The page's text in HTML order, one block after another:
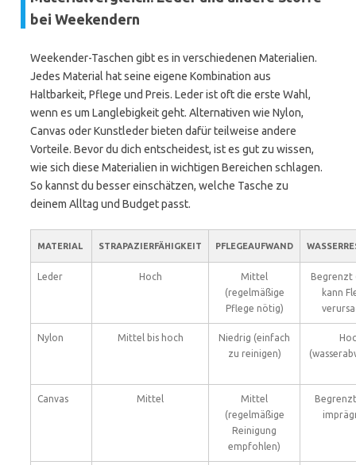
bei Weekendern
Weekender-Taschen gibt es in verschiedenen Materialien.
Jedes Material hat seine eigene Kombination aus
Haltbarkeit, Pflege und Preis. Leder ist oft die erste Wahl,
wenn es um Langlebigkeit geht. Alternativen wie Nylon,
Canvas oder Kunstleder bieten dafür teilweise andere
Vorteile. Bevor du dich entscheidest, ist es gut zu wissen,
wie sich diese Materialien in wichtigen Bereichen schlagen.
So kannst du besser einschätzen, welche Tasche zu
deinem Alltag und Budget passt.
MATERIAL STRAPAZIERFÄHIGKEIT PFLEGEAUFWAND
Leder Hoch
Mittel
(regelmäßige
Pflege nötig)
Begrenzt
kann
Nylon Mittel bis hoch
Niedrig (einfach
zu reinigen)
Canvas Mittel
Mittel
(regelmäßige
Reinigung
empfohlen)